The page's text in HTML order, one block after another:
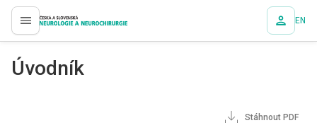
proLékaře.cz EN
Úvodník
Stáhnout PDF